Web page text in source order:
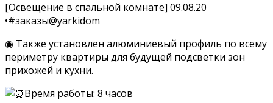
[Освещение в спальной комнате] 09.08.20
•#заказы@yarkidom
◉ Также установлен алюминиевый профиль по всему
периметру квартиры для будущей подсветки зон
прихожей и кухни.
Время работы: 8 часов